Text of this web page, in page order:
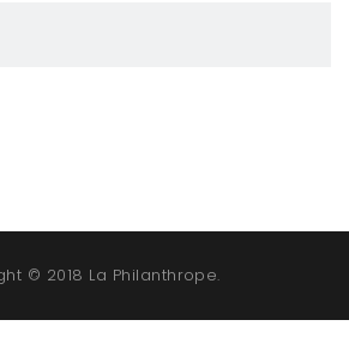
© 2018 La Philanthrope.